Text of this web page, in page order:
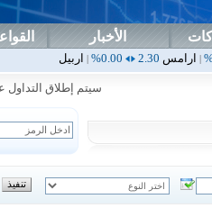
الأخبار
0.00%
|اربيل0.00
0.00%
سيتم إطلاق التداول